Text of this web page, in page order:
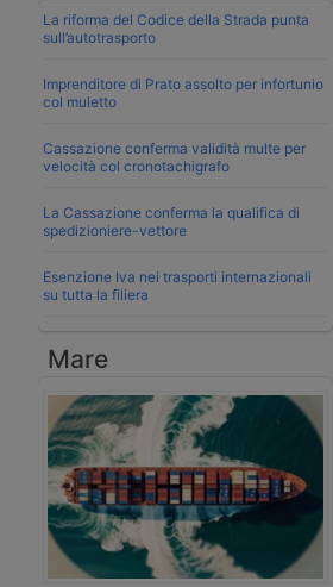
La riforma del Codice della Strada punta
sull’autotrasporto
Imprenditore di Prato assolto per infortunio
col muletto
Cassazione conferma validità multe per
velocità col cronotachigrafo
La Cassazione conferma la qualifica di
spedizioniere-vettore
Esenzione Iva nei trasporti internazionali
su tutta la filiera
Mare